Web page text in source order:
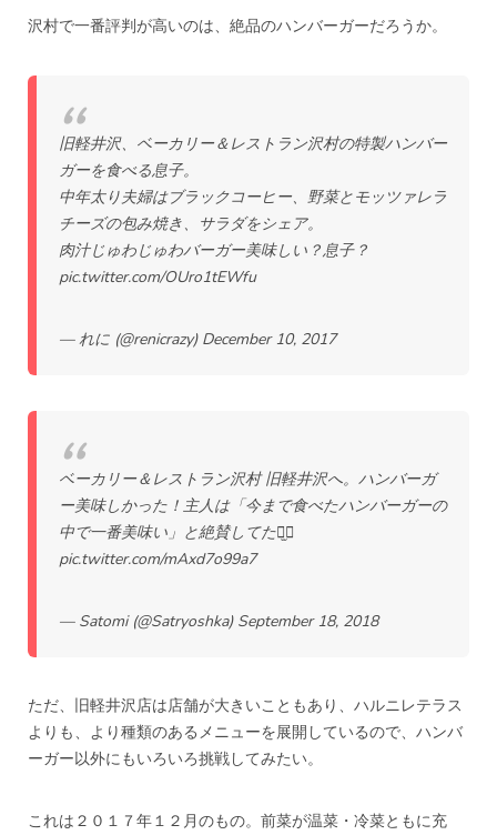
沢村で一番評判が高いのは、絶品のハンバーガーだろうか。
旧軽井沢、ベーカリー＆レストラン沢村の特製ハンバー
ガーを食べる息子。
中年太り夫婦はブラックコーヒー、野菜とモッツァレラ
チーズの包み焼き、サラダをシェア。
肉汁じゅわじゅわバーガー美味しい？息子？
pic.twitter.com/OUro1tEWfu
— れに (@renicrazy) December 10, 2017
ベーカリー＆レストラン沢村 旧軽井沢へ。ハンバーガ
ー美味しかった！主人は「今まで食べたハンバーガーの
中で一番美味い」と絶賛してた⠒̫⃝
pic.twitter.com/mAxd7o99a7
— Satomi (@Satryoshka) September 18, 2018
ただ、旧軽井沢店は店舗が大きいこともあり、ハルニレテラス
よりも、より種類のあるメニューを展開しているので、ハンバ
ーガー以外にもいろいろ挑戦してみたい。
これは２０１７年１２月のもの。前菜が温菜・冷菜ともに充